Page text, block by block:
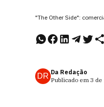
"The Other Side":
DR Da Redação
Publicado em 3 de